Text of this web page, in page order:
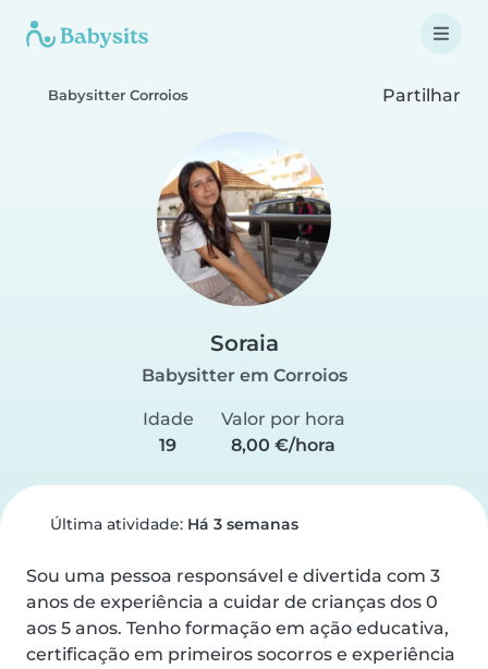
Babysitter Corroios Partilhar
Soraia
Babysitter em Corroios
Idade
19
Valor por hora
8,00 €/hora
Última atividade: Há 3 semanas
Sou uma pessoa responsável e divertida com 3
anos de experiência a cuidar de crianças dos 0
aos 5 anos. Tenho formação em ação educativa,
certificação em primeiros socorros e experiência